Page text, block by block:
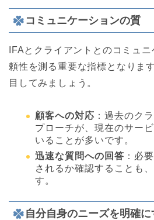
コミュニケーションの質
IFAとクライアントとのコミュ
頼性を測る重要な指標となりま
目してみましょう。
顧客への対応 ：過去のク
プローチが、現在のサー
いることが多いです。
迅速な質問への回答 ：必
されるか確認することも
す。
自分自身のニーズを明確に